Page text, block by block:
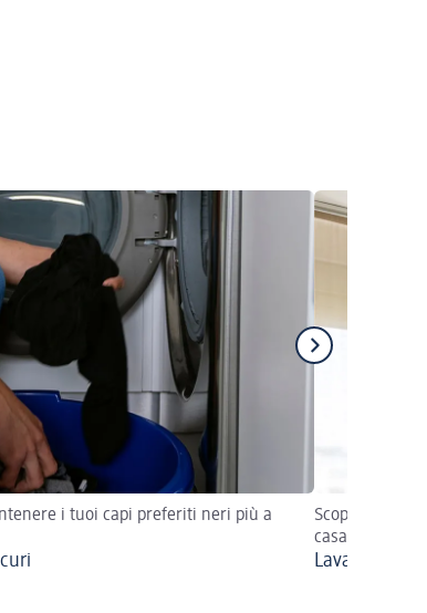
i tuoi capi preferiti neri più a
Scopri trucchi
casa
Lavare le